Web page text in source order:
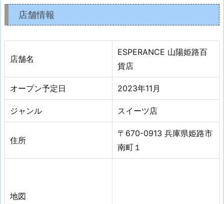
店舗情報
店舗名
ESPERANCE 山陽姫路百
貨店
オープン予定日 2023年11月
ジャンル スイーツ店
住所
〒670-0913 兵庫県姫路市
南町１
地図